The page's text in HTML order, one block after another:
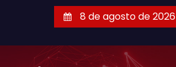
8 de agosto de 2026